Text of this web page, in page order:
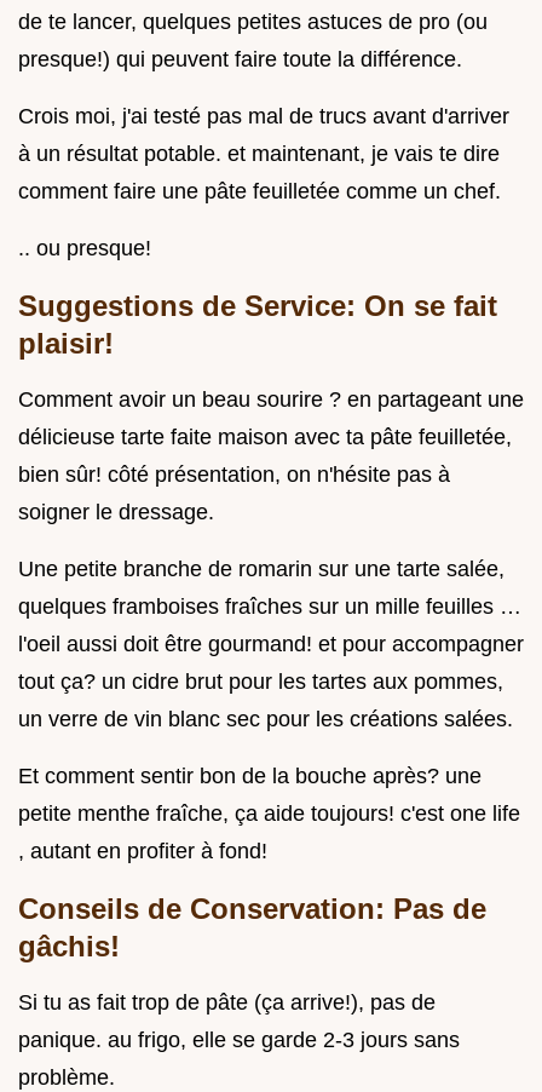
de te lancer, quelques petites astuces de pro (ou
presque!) qui peuvent faire toute la différence.
Crois moi, j'ai testé pas mal de trucs avant d'arriver
à un résultat potable. et maintenant, je vais te dire
comment faire une pâte feuilletée comme un chef.
.. ou presque!
Suggestions de Service: On se fait
plaisir!
Comment avoir un beau sourire ? en partageant une
délicieuse tarte faite maison avec ta pâte feuilletée,
bien sûr! côté présentation, on n'hésite pas à
soigner le dressage.
Une petite branche de romarin sur une tarte salée,
quelques framboises fraîches sur un mille feuilles …
l'oeil aussi doit être gourmand! et pour accompagner
tout ça? un cidre brut pour les tartes aux pommes,
un verre de vin blanc sec pour les créations salées.
Et comment sentir bon de la bouche après? une
petite menthe fraîche, ça aide toujours! c'est one life
, autant en profiter à fond!
Conseils de Conservation: Pas de
gâchis!
Si tu as fait trop de pâte (ça arrive!), pas de
panique. au frigo, elle se garde 2-3 jours sans
problème.